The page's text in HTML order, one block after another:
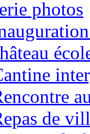
photos
de